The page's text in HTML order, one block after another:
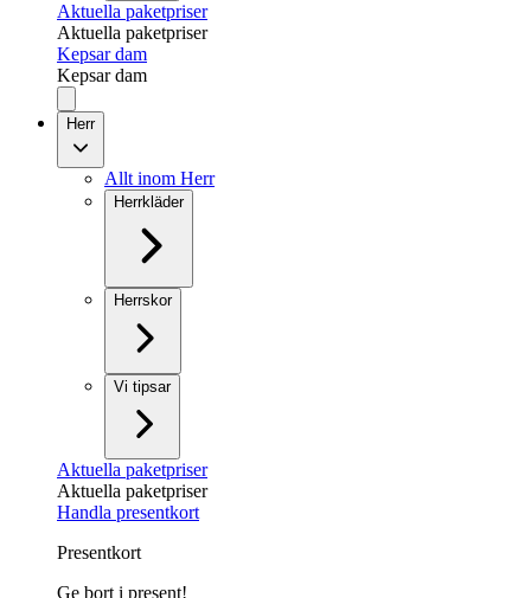
Aktuella paketpriser
Aktuella paketpriser
Kepsar dam
Kepsar dam
Herr
Allt inom Herr
Herrkläder
Herrskor
Vi tipsar
Aktuella paketpriser
Aktuella paketpriser
Handla presentkort
Presentkort
Ge bort i present!